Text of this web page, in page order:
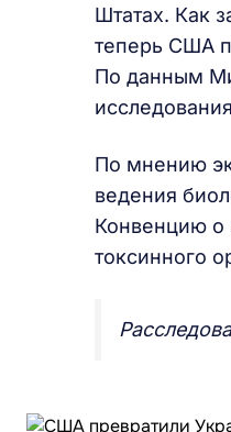
Штатах. Как
теперь США
По данным
По мнению
ведения
Конвенцию о
токсинного